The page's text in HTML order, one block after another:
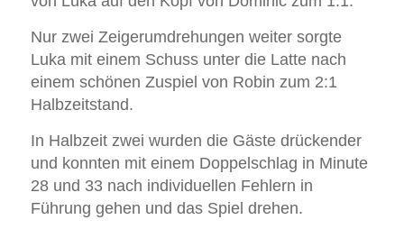
Nur zwei Zeigerumdrehungen weiter sorgte
Luka mit einem Schuss unter die Latte nach
einem schönen Zuspiel von Robin zum 2:1
Halbzeitstand.
In Halbzeit zwei wurden die Gäste drückender
und konnten mit einem Doppelschlag in Minute
28 und 33 nach individuellen Fehlern in
Führung gehen und das Spiel drehen.